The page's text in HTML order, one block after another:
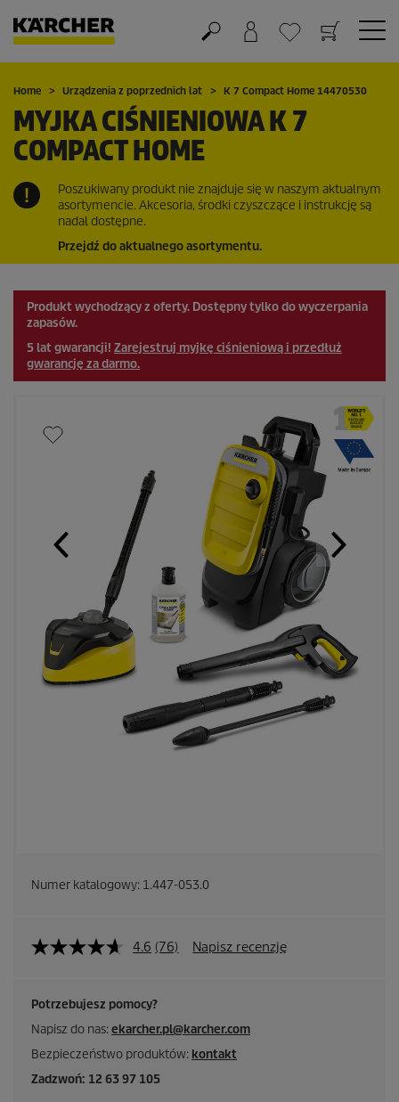
Koszyk
Lista życzeń
Home Urządzenia z poprzednich lat K 7 Compact Home 14470530
MYJKA CIŚNIENIOWA K 7
COMPACT HOME
Poszukiwany produkt nie znajduje się w naszym aktualnym
asortymencie. Akcesoria, środki czyszczące i instrukcję są
nadal dostępne.
Przejdź do aktualnego asortymentu.
Produkt wychodzący z oferty. Dostępny tylko do wyczerpania
zapasów.
5 lat gwarancji! Zarejestruj myjkę ciśnieniową i przedłuż
gwarancję za darmo.
Numer katalogowy: 1.447-053.0
4.6 (76) Napisz recenzję
Potrzebujesz pomocy?
Napisz do nas:ekarcher.pl@karcher.com
Bezpieczeństwo produktów: kontakt
Zadzwoń: 12 63 97 105